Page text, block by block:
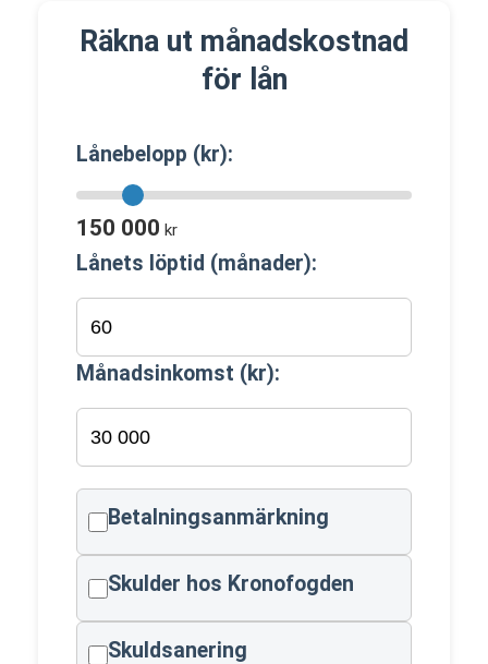
Räkna ut månadskostnad
för lån
Lånebelopp (kr):
150 000 kr
Lånets löptid (månader):
Månadsinkomst (kr):
Betalningsanmärkning
Skulder hos Kronofogden
Skuldsanering